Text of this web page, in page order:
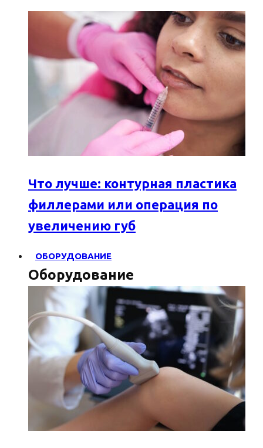
Что лучше: контурная пластика
филлерами или операция по
увеличению губ
ОБОРУДОВАНИЕ
Оборудование